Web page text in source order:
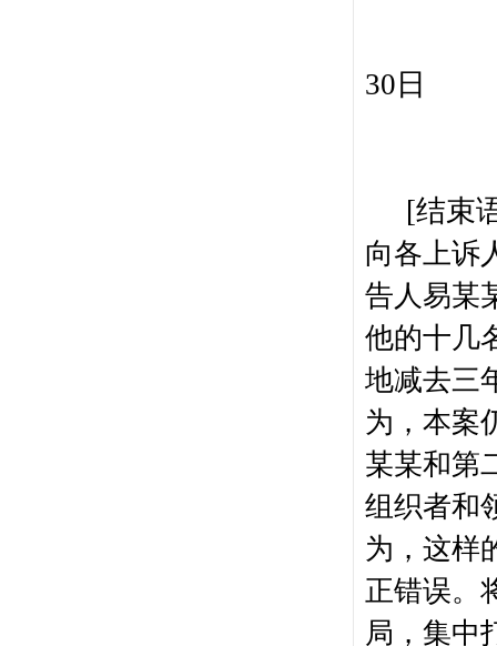
30 日
[结束
向各上诉
告人易某
他的十几
地减去三
为，本案
某某和第
组织者和
为，这样
正错误。
局，集中